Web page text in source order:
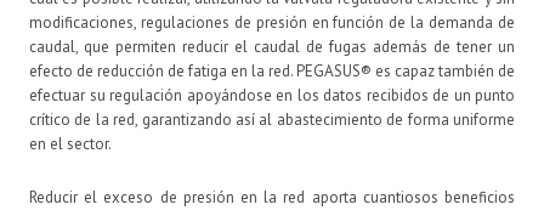
modificaciones, regulaciones de presión en función de la demanda de
caudal, que permiten reducir el caudal de fugas además de tener un
efecto de reducción de fatiga en la red. PEGASUS® es capaz también de
efectuar su regulación apoyándose en los datos recibidos de un punto
crítico de la red, garantizando así al abastecimiento de forma uniforme
en el sector.
Reducir el exceso de presión en la red aporta cuantiosos beneficios